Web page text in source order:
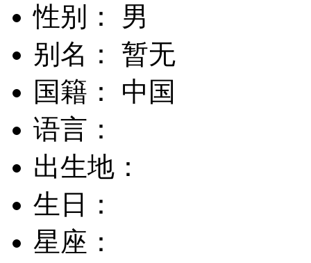
性别： 男
别名： 暂无
国籍： 中国
语言：
出生地：
生日：
星座：